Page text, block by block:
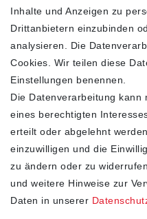
SHOP
Impressum
Daten­schutz­erklärung
Inhalte und Anzeigen zu
Drittanbietern einzubinden
analysieren. Die
Cookies. Wir teilen diese
Einstellungen benennen.
Die Datenverarbeitung kann
eines berechtigten
erteilt oder abgelehnt
einzuwilligen und die
zu ändern oder zu
und weitere Hinweise zur
Daten in unserer